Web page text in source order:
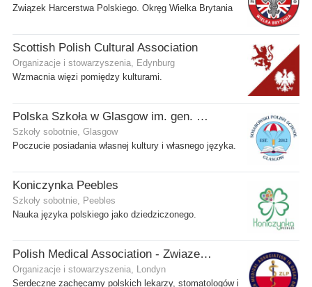
Związek Harcerstwa Polskiego. Okręg Wielka Brytania
Scottish Polish Cultural Association
Organizacje i stowarzyszenia, Edynburg
Wzmacnia więzi pomiędzy kulturami.
Polska Szkoła w Glasgow im. gen. Stanisława Sosabowskiego
Szkoły sobotnie, Glasgow
Poczucie posiadania własnej kultury i własnego języka.
Koniczynka Peebles
Szkoły sobotnie, Peebles
Nauka języka polskiego jako dziedziczonego.
Polish Medical Association - Zwiazek Lekarzy Polskich w Wielkiej Brytanii
Organizacje i stowarzyszenia, Londyn
Serdeczne zachęcamy polskich lekarzy, stomatologów i